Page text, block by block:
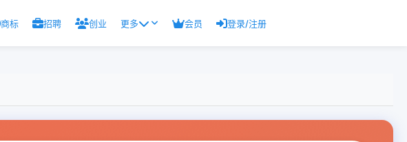
商标 招聘 创业 更多 会员 登录/注册